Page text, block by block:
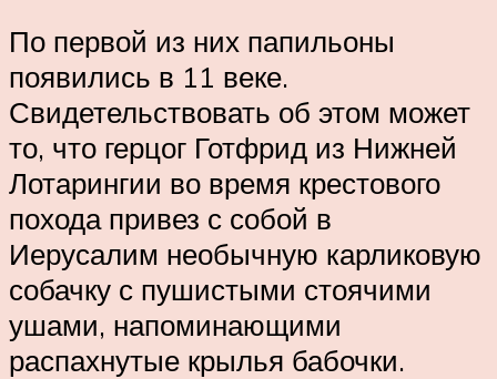
По первой из них папильоны
появились в 11 веке.
Свидетельствовать об этом может
то, что герцог Готфрид из Нижней
Лотарингии во время крестового
похода привез с собой в
Иерусалим необычную карликовую
собачку с пушистыми стоячими
ушами, напоминающими
распахнутые крылья бабочки.